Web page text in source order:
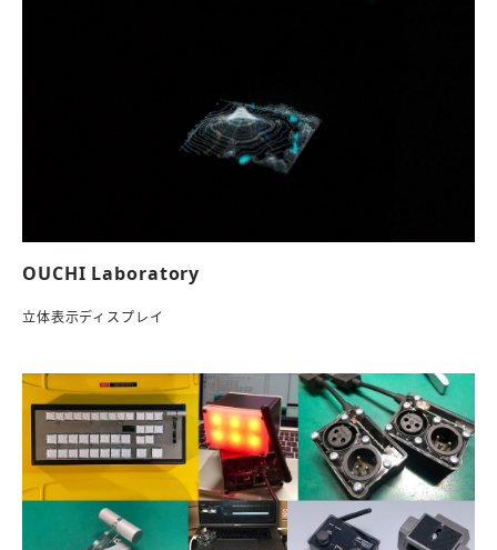
OUCHI Laboratory
立体表示ディスプレイ